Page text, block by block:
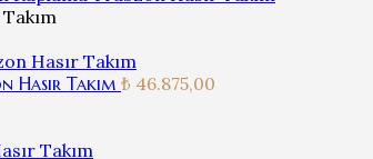
Hasır Takım ₺ 46.875,00